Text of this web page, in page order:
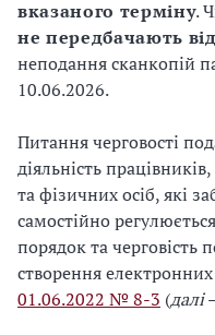
вказаного терміну.
не передбачають
неподання сканкопій
10.06.2026.
Питання черговості
діяльність
та фізичних осіб, які
самостійно
порядок та черговість
створення
01.06.2022 № 8-3 (далі